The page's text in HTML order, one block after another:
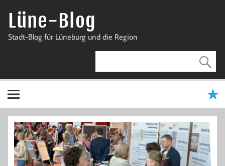
InhaltLüne-Blog
Stadt-Blog für Lüneburg und die Region